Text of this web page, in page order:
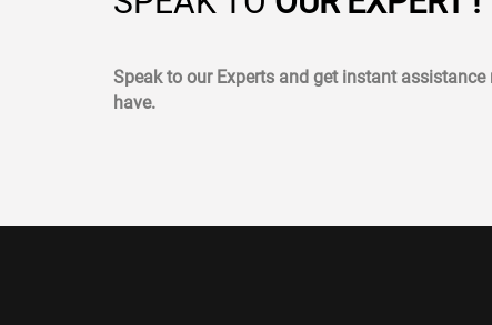
Speak to our Experts and get instant
have.